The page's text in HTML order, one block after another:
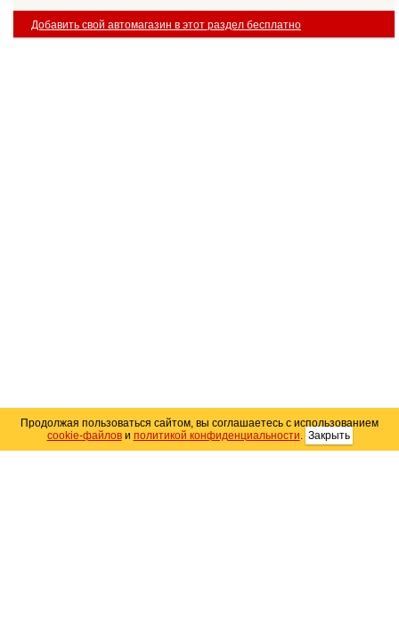
Добавить свой автомагазин в этот раздел бесплатно
Продолжая пользоваться сайтом, вы соглашаетесь с использованием
cookie-файлови политикой конфиденциальности. Закрыть